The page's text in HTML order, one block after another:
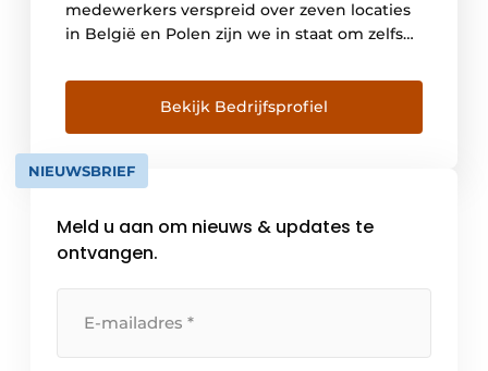
medewerkers verspreid over zeven locaties
in België en Polen zijn we in staat om zelfs
realiseren. Als onderdeel van Cordeel Groep
kunt u bovendien ook bij ons terecht voor
tal van aanvullende diensten en
oplossingen. Multi-technical experts Met […]
Bekijk Bedrijfsprofiel
NIEUWSBRIEF
Meld u aan om nieuws & updates te
ontvangen.